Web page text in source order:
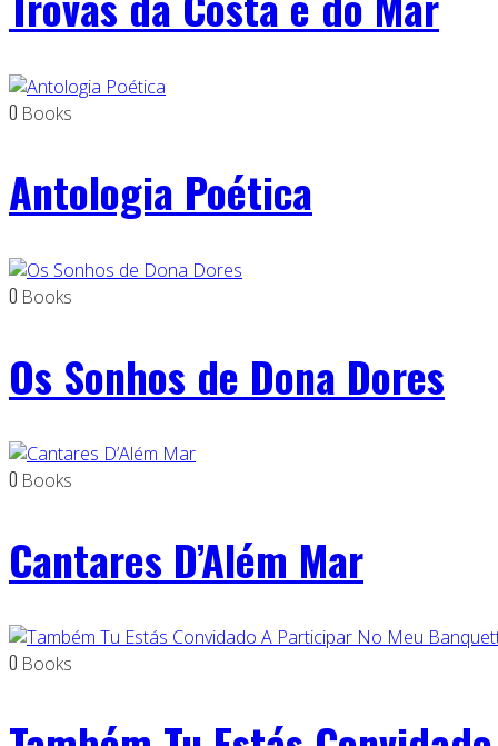
0 Books
Antologia Poética
0 Books
Os Sonhos de Dona Dores
0 Books
Cantares D’Além Mar
0 Books